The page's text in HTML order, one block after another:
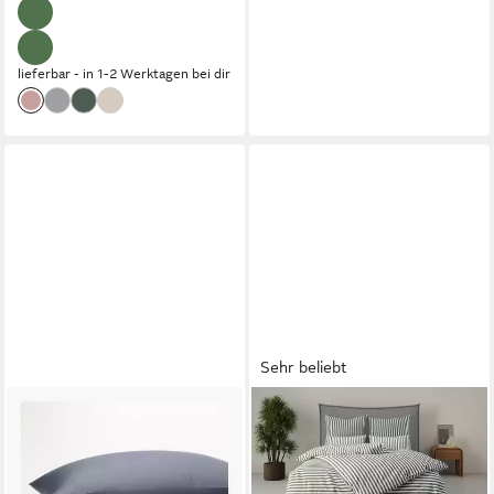
lieferbar - in 1-2 Werktagen bei dir
Kissenbezug (100% Bio
Baumwolle) weich,
Sehr beliebt
LEGER HOME BY LENA GERCKE
Bettwäsche Linnea, Renforcé,
2 teilig, aus 100% Baumwolle,
Streifendesign